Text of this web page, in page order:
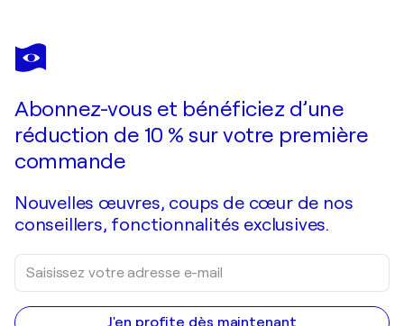
SLIM AARONS
Hotel Beverly Hills 1957 Limited Edition Estate
Abonnez-vous et bénéficiez d’une
réduction de 10 % sur votre première
commande
Nouvelles œuvres, coups de cœur de nos
conseillers, fonctionnalités exclusives.
J'en profite dès maintenant